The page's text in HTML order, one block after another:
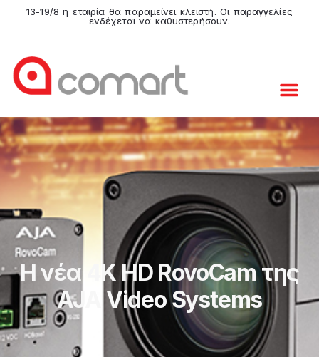
13-19/8 η εταιρία θα παραμείνει κλειστή. Οι παραγγελίες
ενδέχεται να καθυστερήσουν.
H νέα 4K HD RovoCam της
AJA Video Systems